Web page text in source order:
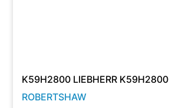
K59H2800 LIEBHERR K59H2800
ROBERTSHAW